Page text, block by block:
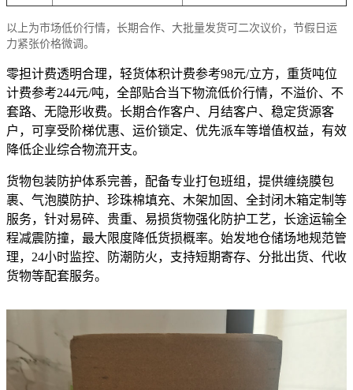
以上为市场低价行情，长期合作、大批量发货可二次议价，节假日运
力紧张价格微调。
零担计费透明合理，轻货体积计费参考98元/立方，重货吨位
计费参考244元/吨，全部贴合当下物流低价行情，不溢价、不
套路、无隐形收费。长期合作客户、月结客户、稳定货源客
户，可享受阶梯优惠、运价锁定、优先派车等增值权益，有效
降低企业综合物流开支。
货物包装防护体系完善，配备专业打包班组，提供缠绕膜包
裹、气泡膜防护、珍珠棉填充、木架加固、全封闭木箱定制等
服务，针对易碎、贵重、易损货物强化防护工艺，长途运输全
程减震防撞，最大限度降低货损概率。始发地仓储场地规范管
理，24小时监控、防潮防火，支持短期寄存、分批出货、代收
货物等配套服务。